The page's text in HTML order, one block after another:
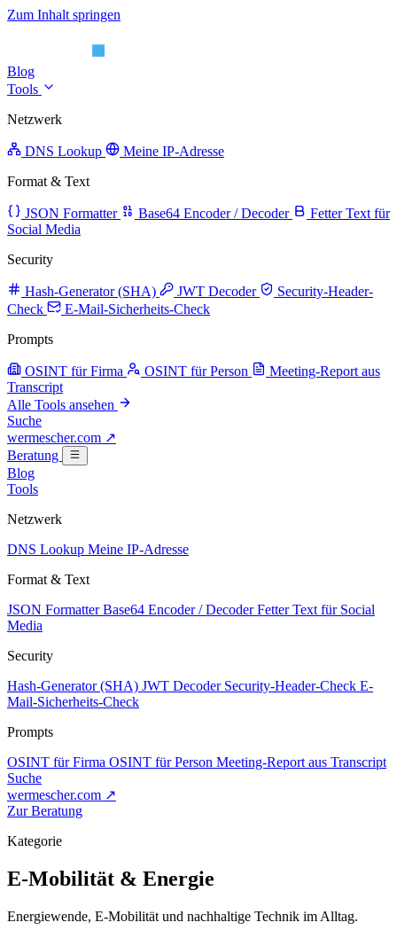
Zum Inhalt springen
Blog
Tools
Netzwerk
DNS Lookup
Meine IP-Adresse
Format & Text
JSON Formatter Base64 Encoder / Decoder
Fetter Text für
Social Media
Security
Hash-Generator (SHA) JWT Decoder
Security-Header-
Check
E-Mail-Sicherheits-Check
Prompts
OSINT für Firma OSINT für Person
Meeting-Report aus
Transcript
Alle Tools ansehen
Suche
wermescher.com ↗
Beratung
Blog
Tools
Netzwerk
DNS Lookup Meine IP-Adresse
Format & Text
JSON FormatterBase64 Encoder / DecoderFetter Text für Social
Media
Security
Hash-Generator (SHA) JWT Decoder Security-Header-Check E-
Mail-Sicherheits-Check
Prompts
OSINT für Firma OSINT für Person Meeting-Report aus Transcript
Suche
wermescher.com ↗
Zur Beratung
Kategorie
E-Mobilität & Energie
Energiewende, E-Mobilität und nachhaltige Technik im Alltag.